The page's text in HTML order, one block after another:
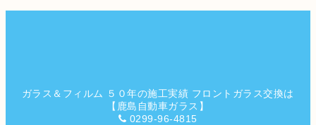
ガラス＆フィルム ５０年の施工実績 フロントガラス交換は
【鹿島自動車ガラス】
0299-96-4815